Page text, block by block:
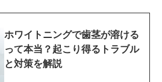
ホワイトニングで歯茎が溶ける
って本当？起こり得るトラブル
と対策を解説